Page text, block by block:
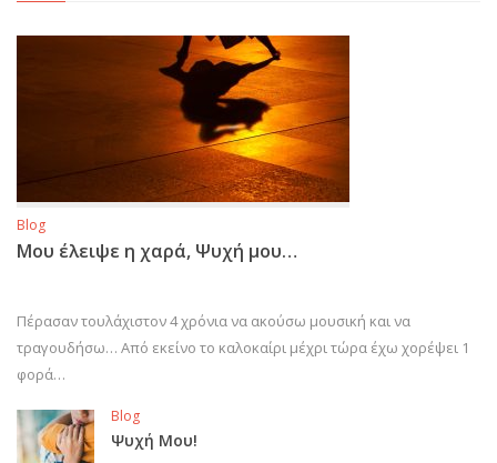
Blog
Μου έλειψε η χαρά, Ψυχή μου…
Πέρασαν τουλάχιστον 4 χρόνια να ακούσω μουσική και να
τραγουδήσω… Από εκείνο το καλοκαίρι μέχρι τώρα έχω χορέψει 1
φορά…
Blog
Ψυχή Μου!